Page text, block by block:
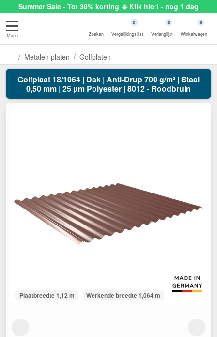
Summer Sale - Tot 30% korting ☀️ Klik hier! - nog 1 dag
Menu Zoeken
0
Vergelijkingslijst
0
Verlanglijst
0
Winkelwagen
Metalen platen Golfplaten
Golfplaat 18/1064 | Dak | Anti-Drup 700 g/m² | Staal
0,50 mm | 25 µm Polyester | 8012 - Roodbruin
Plaatbreedte 1,12 m Werkende breedte 1,064 m